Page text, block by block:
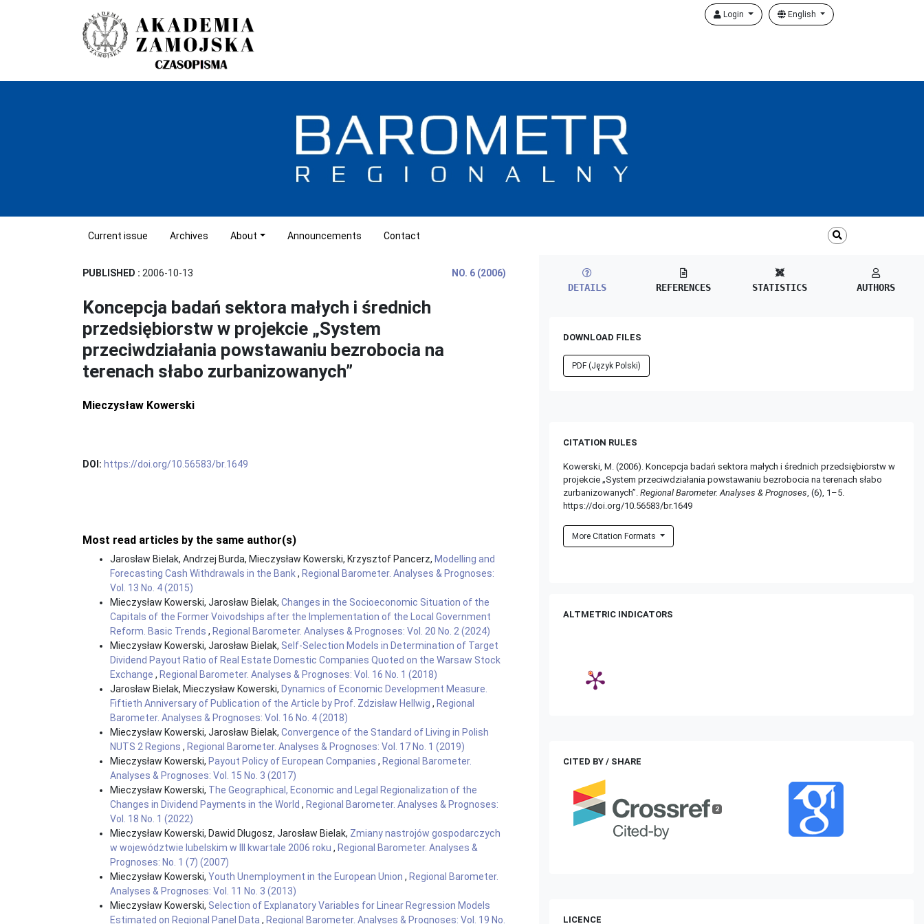
Login English
Current issue Archives About Announcements Contact
PUBLISHED : 2006-10-13 NO. 6 (2006)
Koncepcja badań sektora małych i średnich
przedsiębiorstw w projekcie „System
przeciwdziałania powstawaniu bezrobocia na
terenach słabo zurbanizowanych”
Mieczysław Kowerski
DOI: https://doi.org/10.56583/br.1649
Most read articles by the same author(s)
Jarosław Bielak, Andrzej Burda, Mieczysław Kowerski, Krzysztof Pancerz, Modelling and
Forecasting Cash Withdrawals in the Bank, Regional Barometer. Analyses & Prognoses:
Vol. 13 No. 4 (2015)
Mieczysław Kowerski, Jarosław Bielak, Changes in the Socioeconomic Situation of the
Capitals of the Former Voivodships after the Implementation of the Local Government
Reform. Basic Trends , Regional Barometer. Analyses & Prognoses: Vol. 20 No. 2 (2024)
Mieczysław Kowerski, Jarosław Bielak, Self-Selection Models in Determination of Target
Dividend Payout Ratio of Real Estate Domestic Companies Quoted on the Warsaw Stock
Exchange , Regional Barometer. Analyses & Prognoses: Vol. 16 No. 1 (2018)
Jarosław Bielak, Mieczysław Kowerski, Dynamics of Economic Development Measure.
Fiftieth Anniversary of Publication of the Article by Prof. Zdzisław Hellwig , Regional
Barometer. Analyses & Prognoses: Vol. 16 No. 4 (2018)
Mieczysław Kowerski, Jarosław Bielak, Convergence of the Standard of Living in Polish
NUTS 2 Regions , Regional Barometer. Analyses & Prognoses: Vol. 17 No. 1 (2019)
Mieczysław Kowerski, Payout Policy of European Companies , Regional Barometer.
Analyses & Prognoses: Vol. 15 No. 3 (2017)
Mieczysław Kowerski, The Geographical, Economic and Legal Regionalization of the
Changes in Dividend Payments in the World , Regional Barometer. Analyses & Prognoses:
Vol. 18 No. 1 (2022)
Mieczysław Kowerski, Dawid Długosz, Jarosław Bielak, Zmiany nastrojów gospodarczych
w województwie lubelskim w III kwartale 2006 roku , Regional Barometer. Analyses &
Prognoses: No. 1 (7) (2007)
Mieczysław Kowerski, Youth Unemployment in the European Union , Regional Barometer.
Analyses & Prognoses: Vol. 11 No. 3 (2013)
Mieczysław Kowerski, Selection of Explanatory Variables for Linear Regression Models
Estimated on Regional Panel Data , Regional Barometer. Analyses & Prognoses: Vol. 19 No.
DETAILS REFERENCES STATISTICS AUTHORS
DOWNLOAD FILES
PDF (Język Polski)
CITATION RULES
Kowerski, M. (2006). Koncepcja badań sektora małych i średnich przedsiębiorstw w
projekcie „System przeciwdziałania powstawaniu bezrobocia na terenach słabo
zurbanizowanych”. Regional Barometer. Analyses & Prognoses , (6), 1–5.
https://doi.org/10.56583/br.1649
More Citation Formats
ALTMETRIC INDICATORS
CITED BY / SHARE
2
LICENCE